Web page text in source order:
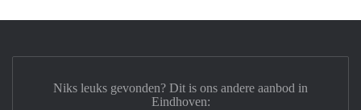
Niks leuks gevonden? Dit is ons andere aanbod in
Eindhoven: